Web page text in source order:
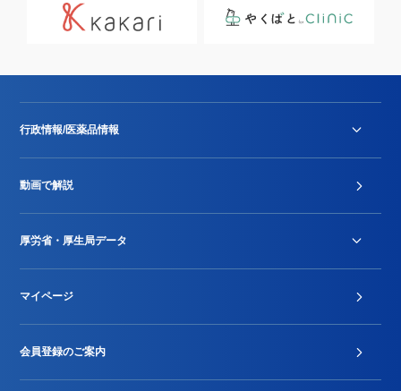
行政情報/医薬品情報
Stu-GEレポート
動画で解説
厚労省・厚生局データ
2024年度新設項目届出状況
マイページ
会員登録のご案内